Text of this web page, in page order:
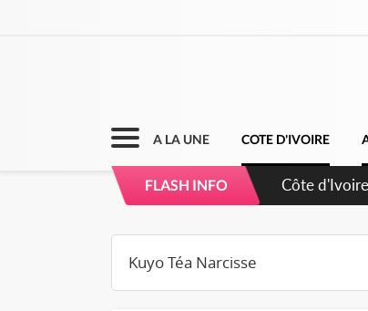
A LA UNE COTE D'IVOIRE
FLASH INFO
Côte